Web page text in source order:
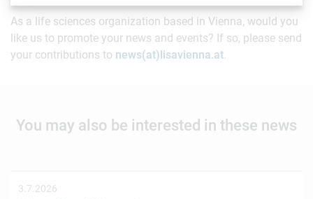
As a life sciences organization based in Vienna, would you
like us to promote your news and events? If so, please send
your contributions to news(at)lisavienna.at.
You may also be interested in these news
3.7.2026